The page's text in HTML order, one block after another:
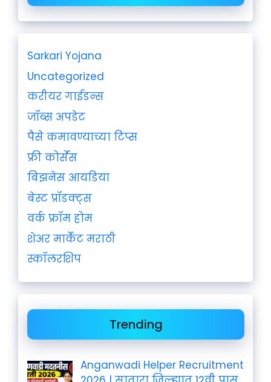
Sarkari Yojana
Uncategorized
करीयर गाईडन्स
जॉब्स अपडेट
पैसे कमावण्याच्या टिप्स
फ्री कोर्सेस
बिझनेस आयडिया
बेस्ट प्रॉडक्ट्स
वर्क फ्रॉम होम
शेअर मार्केट मराठी
स्कॉलरशिप
Trending
Anganwadi Helper Recruitment